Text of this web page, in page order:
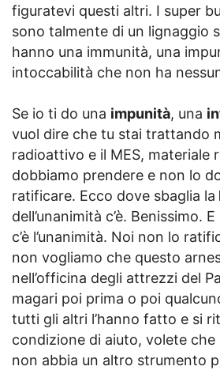
figuratevi questi altri. I super
sono talmente di un lignaggio
hanno una immunità, una
intoccabilità che non ha
Se io ti do una impunità, una
vuol dire che tu stai trattando
radioattivo e il MES, materiale
dobbiamo prendere e non lo
ratificare. Ecco dove sbaglia la
dell’unanimità c’è. Benissimo.
c’è l’unanimità. Noi non lo
non vogliamo che questo
nell’officina degli attrezzi del
magari poi prima o poi
tutti gli altri l’hanno fatto e si
condizione di aiuto, volete che
non abbia un altro strumento